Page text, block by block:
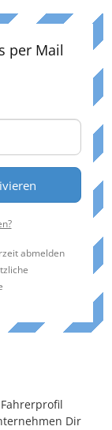
per Mail
abmelden
Dir